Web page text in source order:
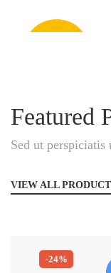
OFF
Featured
Sed ut perspiciatis
VIEW ALL
-24%